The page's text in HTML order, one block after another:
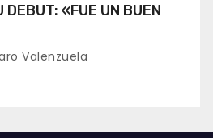
DEBUT: «FUE UN BUEN
Valenzuela